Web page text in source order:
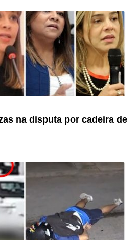
na disputa por cadeira de